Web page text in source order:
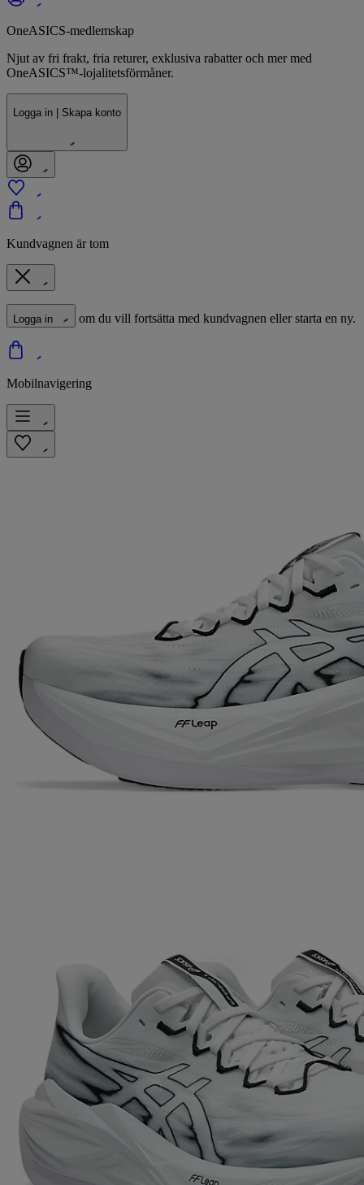
OneASICS-medlemskap
Njut av fri frakt, fria returer, exklusiva rabatter och mer med
OneASICS™-lojalitetsförmåner.
Logga in | Skapa konto
Kundvagnen är tom
Logga in om du vill fortsätta med kundvagnen eller starta en ny.
Mobilnavigering